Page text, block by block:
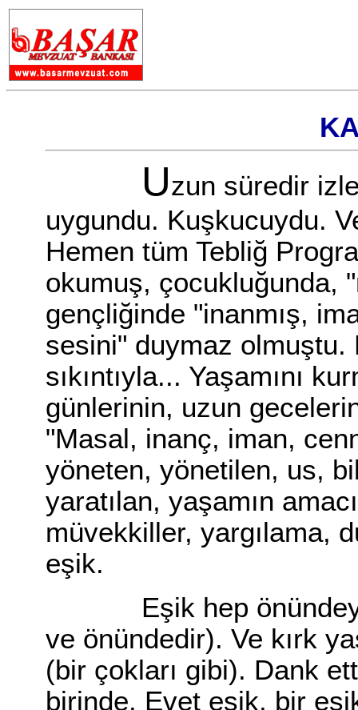
Uzun süredir
uygundu. Kuşkucuydu.
Hemen tüm Tebliğ
okumuş, çocukluğunda,
gençliğinde "inanmış,
sesini" duymaz olmuştu.
sıkıntıyla... Yaşamını
günlerinin, uzun
"Masal, inanç, iman,
yöneten, yönetilen, us,
yaratılan, yaşamın
müvekkiller, yargılama,
eşik.
Eşik hep önündeydi
ve önündedir). Ve kırk
(bir çokları gibi). Dank
birinde. Evet eşik, bir